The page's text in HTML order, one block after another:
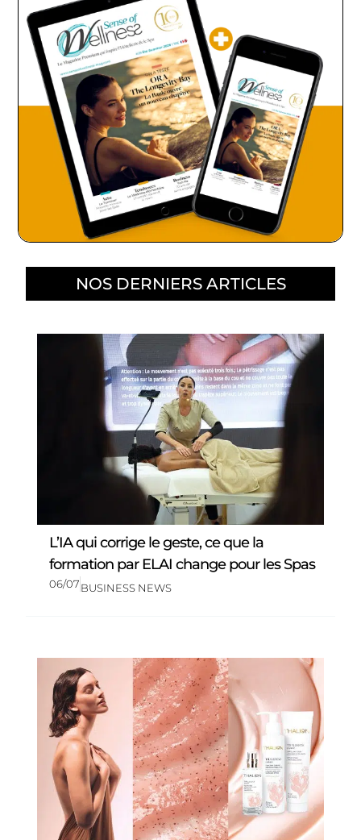
NOS DERNIERS ARTICLES
L’IA qui corrige le geste, ce que la
formation par ELAI change pour les Spas
06/07BUSINESS NEWS